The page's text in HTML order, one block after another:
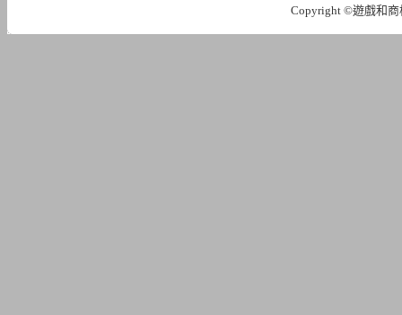
Copyright ©遊戲和